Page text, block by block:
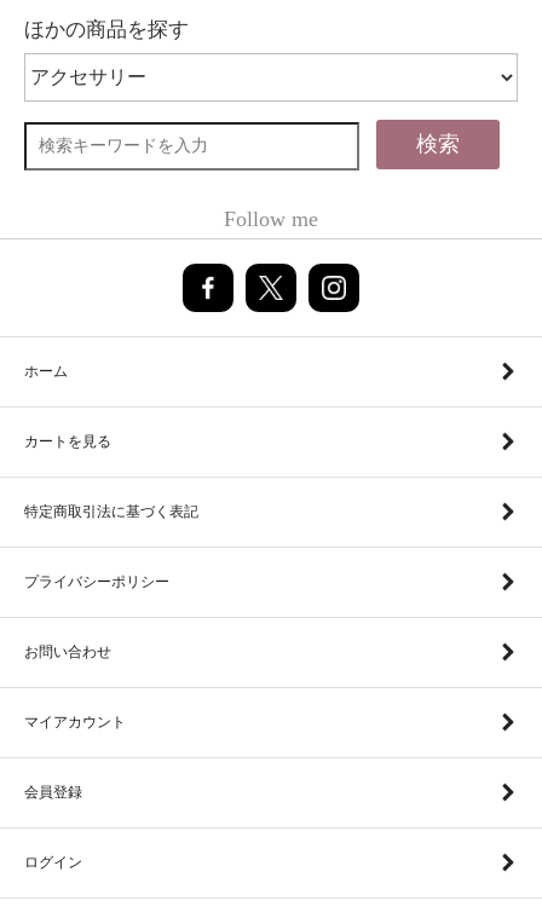
ほかの商品を探す
検索
Follow me
ホーム
カートを見る
特定商取引法に基づく表記
プライバシーポリシー
お問い合わせ
マイアカウント
会員登録
ログイン